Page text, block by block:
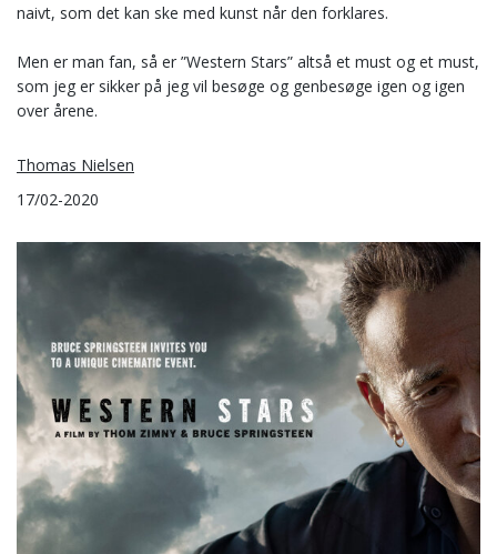
naivt, som det kan ske med kunst når den forklares.
Men er man fan, så er ”Western Stars” altså et must og et must,
som jeg er sikker på jeg vil besøge og genbesøge igen og igen
over årene.
Thomas Nielsen
17/02-2020